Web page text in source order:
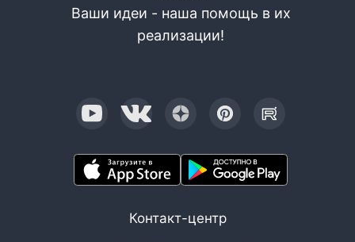
Ваши идеи - наша помощь в их
реализации!
Контакт-центр